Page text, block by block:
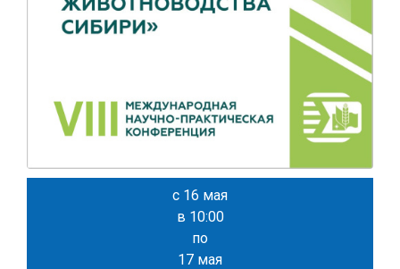
с 16 мая
в 10:00
по
17 мая